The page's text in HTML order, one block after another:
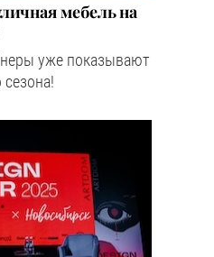
мебель на
уже показывают